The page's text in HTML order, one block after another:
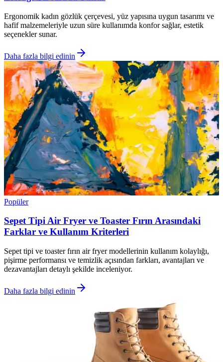
Ergonomik kadın gözlük çerçevesi, yüz yapısına uygun tasarımı ve
hafif malzemeleriyle uzun süre kullanımda konfor sağlar, estetik
seçenekler sunar.
Daha fazla bilgi edinin
Popüler
Sepet Tipi Air Fryer ve Toaster Fırın Arasındaki
Farklar ve Kullanım Kriterleri
Sepet tipi ve toaster fırın air fryer modellerinin kullanım kolaylığı,
pişirme performansı ve temizlik açısından farkları, avantajları ve
dezavantajları detaylı şekilde inceleniyor.
Daha fazla bilgi edinin